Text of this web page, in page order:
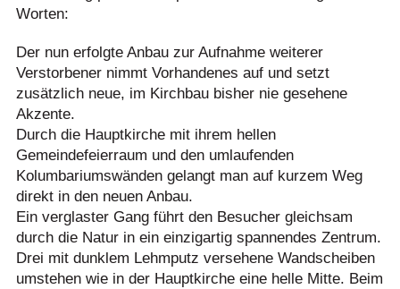
Worten:
Der nun erfolgte Anbau zur Aufnahme weiterer
Verstorbener nimmt Vorhandenes auf und setzt
zusätzlich neue, im Kirchbau bisher nie gesehene
Akzente.
Durch die Hauptkirche mit ihrem hellen
Gemeindefeierraum und den umlaufenden
Kolumbariumswänden gelangt man auf kurzem Weg
direkt in den neuen Anbau.
Ein verglaster Gang führt den Besucher gleichsam
durch die Natur in ein einzigartig spannendes Zentrum.
Drei mit dunklem Lehmputz versehene Wandscheiben
umstehen wie in der Hauptkirche eine helle Mitte. Beim